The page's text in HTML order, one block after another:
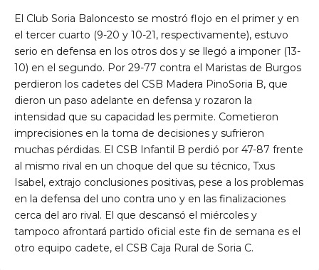
El Club Soria Baloncesto se mostró flojo en el primer y en
el tercer cuarto (9-20 y 10-21, respectivamente), estuvo
serio en defensa en los otros dos y se llegó a imponer (13-
10) en el segundo. Por 29-77 contra el Maristas de Burgos
perdieron los cadetes del CSB Madera PinoSoria B, que
dieron un paso adelante en defensa y rozaron la
intensidad que su capacidad les permite. Cometieron
imprecisiones en la toma de decisiones y sufrieron
muchas pérdidas. El CSB Infantil B perdió por 47-87 frente
al mismo rival en un choque del que su técnico, Txus
Isabel, extrajo conclusiones positivas, pese a los problemas
en la defensa del uno contra uno y en las finalizaciones
cerca del aro rival. El que descansó el miércoles y
tampoco afrontará partido oficial este fin de semana es el
otro equipo cadete, el CSB Caja Rural de Soria C.